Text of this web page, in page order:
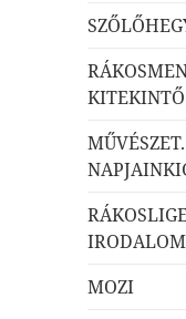
KITEKINTŐ
MOZI